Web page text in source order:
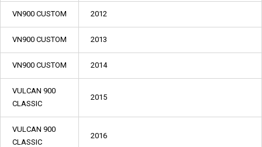
VN900 CUSTOM 2012
VN900 CUSTOM 2013
VN900 CUSTOM 2014
VULCAN 900
CLASSIC
2015
VULCAN 900
CLASSIC
2016